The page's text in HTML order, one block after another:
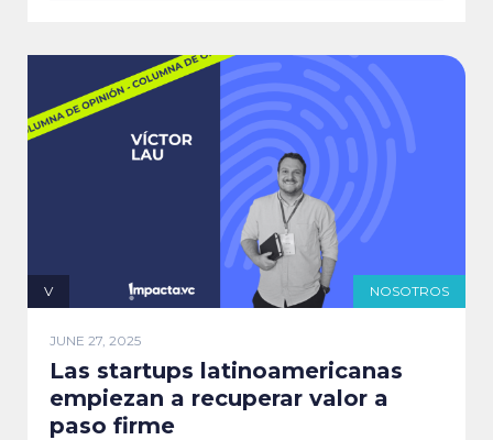
V NOSOTROS
JUNE 27, 2025
Las startups latinoamericanas
empiezan a recuperar valor a
paso firme